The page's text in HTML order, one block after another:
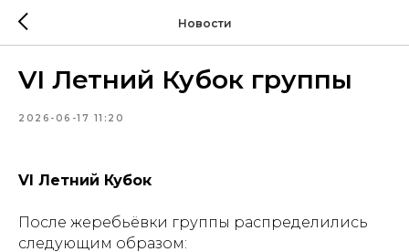
Новости
VI Летний Кубок группы
2026-06-17 11:20
VI Летний Кубок
После жеребьёвки группы распределились
следующим образом: